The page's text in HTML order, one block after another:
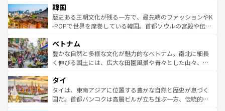
はコンテンツ一覧
いる。アクティビティも充実しており、サーフィンやダイ
ビング、ハイキングなど、アウトドア好きにはたまらな
い。オーストラリアの多彩な魅力を存分に味わいつくそ
参照してほしい。
ン）、静ひつな山岳地帯である台湾東部など、都市の喧騒
と山間の静けさが共存しており、訪れる人に新しい発見と
驚きをもたらしてくれる。また、奥深い台湾の食文化も魅
容にもいいと評判のスイーツなど、バラエティ豊かな料理
が味わえる。 なお、新着の台湾情報は コンテンツ一覧を参
照してほしい。
韓国
歴史ある王朝文化が残る一方で、最先端のファッションやK
-POPで世界を席巻している韓国。首都ソウルの宮殿や伝統
き、地方に足を延ばせば四季折々の自然美を楽しむことが
できる。そして、キムチや焼肉、絶品のストリートフード
まで、さまざまな韓国料理が待っている。夜には、韓国な
リティに包まれながら、韓国の多彩な魅力を心ゆくまで味
わってみてほしい。 なお、新着の韓国情報はコンテンツ一
覧を参照してほしい。
ベトナム
豊かな自然と多様な文化が魅力的なベトナム。南北に細長
く伸びる国土には、広大な田園風景や青々とした山々、世
急速な発展と共に伝統が息づく。ハノイの古い町並みやホ
ーチミン市のフランス統治時代の建物も、独特の雰囲気を
醸し出している。また、バラエティの豊かさとおいしさで
タイ
タイは、東南アジアに位置する豊かな自然と歴史が息づく
国だ。首都バンコクは高層ビルが立ち並ぶ一方、伝統的な